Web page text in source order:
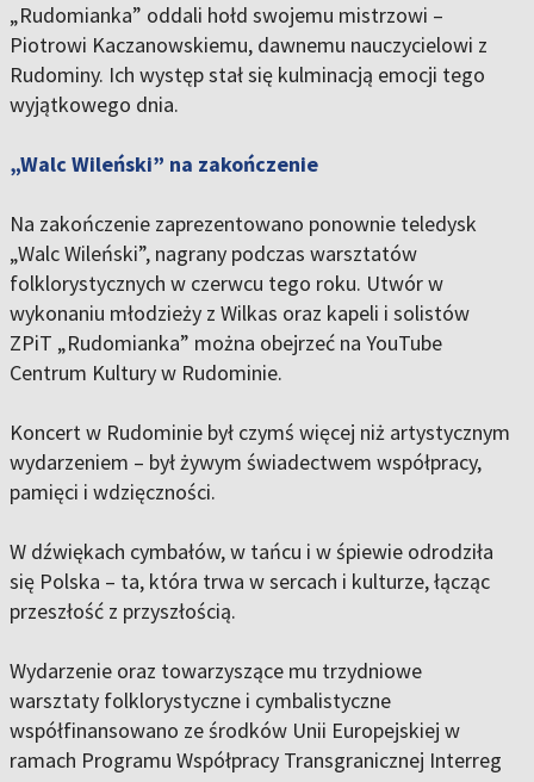
„Rudomianka” oddali hołd swojemu mistrzowi –
Piotrowi Kaczanowskiemu, dawnemu nauczycielowi z
Rudominy. Ich występ stał się kulminacją emocji tego
wyjątkowego dnia.
„Walc Wileński” na zakończenie
Na zakończenie zaprezentowano ponownie teledysk
„Walc Wileński”, nagrany podczas warsztatów
folklorystycznych w czerwcu tego roku. Utwór w
wykonaniu młodzieży z Wilkas oraz kapeli i solistów
ZPiT „Rudomianka” można obejrzeć na YouTube
Centrum Kultury w Rudominie.
Koncert w Rudominie był czymś więcej niż artystycznym
wydarzeniem – był żywym świadectwem współpracy,
pamięci i wdzięczności.
W dźwiękach cymbałów, w tańcu i w śpiewie odrodziła
się Polska – ta, która trwa w sercach i kulturze, łącząc
przeszłość z przyszłością.
Wydarzenie oraz towarzyszące mu trzydniowe
warsztaty folklorystyczne i cymbalistyczne
współfinansowano ze środków Unii Europejskiej w
ramach Programu Współpracy Transgranicznej Interreg